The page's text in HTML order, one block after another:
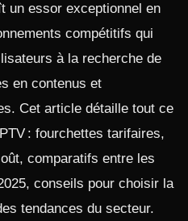
un essor exceptionnel en
compétitifs qui
à la recherche de
en contenus et
Cet article détaille tout ce
: fourchettes tarifaires,
comparatifs entre les
conseils pour choisir la
tendances du secteur.